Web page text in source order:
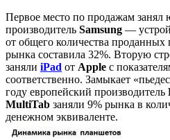
Первое место по продажам занял
производитель Samsung —
от общего количества
рынка составила 32%. Вторую
заняли iPad от Apple с
соответственно. Замыкает
году европейский производитель
MultiTab заняли 9% рынка в
денежном эквиваленте.